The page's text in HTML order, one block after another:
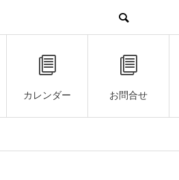
カレンダー お問合せ